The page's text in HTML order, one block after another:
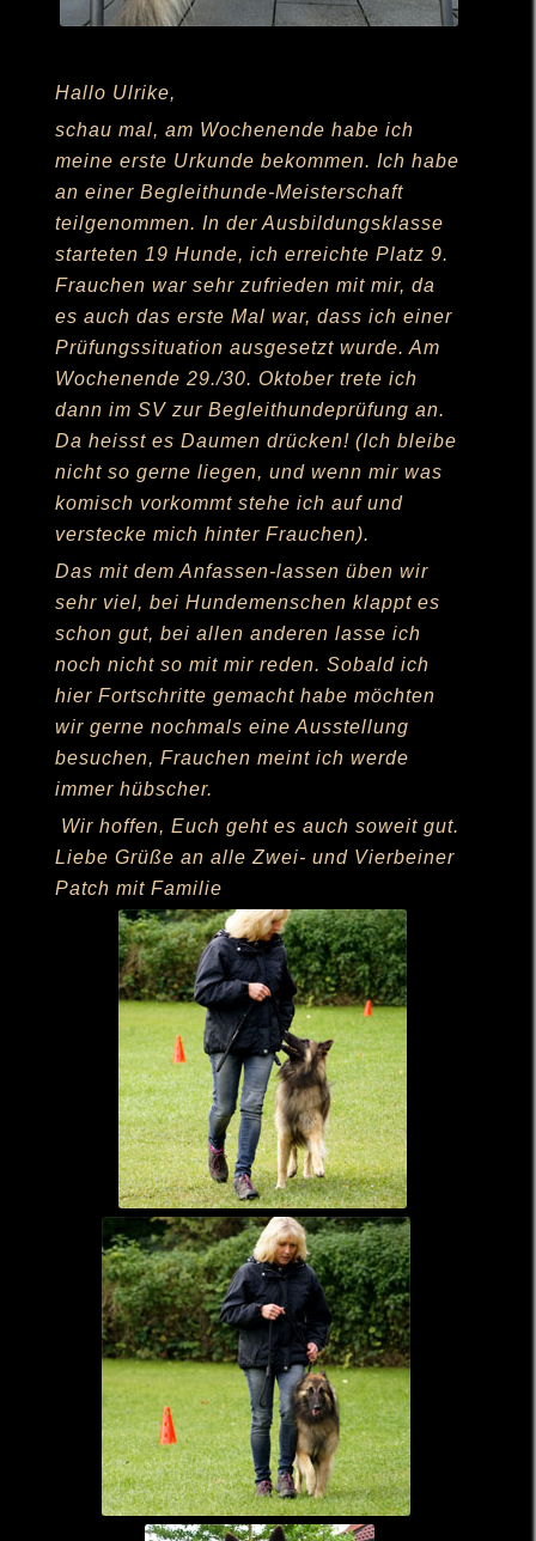
Hallo Ulrike,
schau mal, am Wochenende habe ich
meine erste Urkunde bekommen. Ich habe
an einer Begleithunde-Meisterschaft
teilgenommen. In der Ausbildungsklasse
starteten 19 Hunde, ich erreichte Platz 9.
Frauchen war sehr zufrieden mit mir, da
es auch das erste Mal war, dass ich einer
Prüfungssituation ausgesetzt wurde. Am
Wochenende 29./30. Oktober trete ich
dann im SV zur Begleithundeprüfung an.
Da heisst es Daumen drücken! (Ich bleibe
nicht so gerne liegen, und wenn mir was
komisch vorkommt stehe ich auf und
verstecke mich hinter Frauchen).
Das mit dem Anfassen-lassen üben wir
sehr viel, bei Hundemenschen klappt es
schon gut, bei allen anderen lasse ich
noch nicht so mit mir reden. Sobald ich
hier Fortschritte gemacht habe möchten
wir gerne nochmals eine Ausstellung
besuchen, Frauchen meint ich werde
immer hübscher.
Wir hoffen, Euch geht es auch soweit gut.
Liebe Grüße an alle Zwei- und Vierbeiner
Patch mit Familie